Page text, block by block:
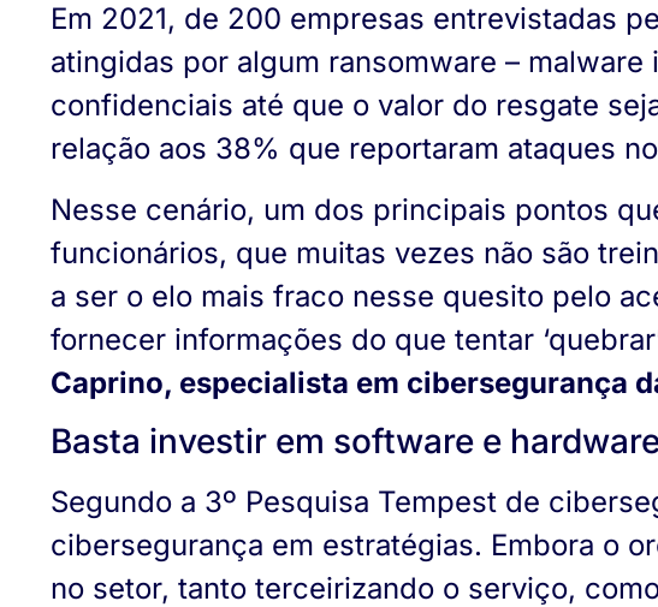
Em 2021, de 200 empresas entrevistadas
atingidas por algum ransomware –
confidenciais até que o valor do resgate
relação aos 38% que reportaram ataques
Nesse cenário, um dos principais pontos
funcionários, que muitas vezes não são
a ser o elo mais fraco nesse quesito pelo
fornecer informações do que tentar
Caprino, especialista em cibersegurança
Basta investir em software e
Segundo a 3º Pesquisa Tempest de
cibersegurança em estratégias. Embora o
no setor, tanto terceirizando o serviço,